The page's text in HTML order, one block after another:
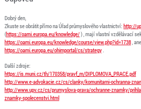
Dobrý den,
Zkuste se obrátit přímo na Úřad průmyslového vlastnictví: http://
(https://oami.europa.eu/knowledge/) , mají vlastní vzdělávací
https://oami.europa.eu/knowledge/course/view.php?id=1738,
https://oami.europa.eu/ohimportal/cs/strategy.
Další zdroje:
https://is.muni.cz/th/170358/pravf_m/DIPLOMOVA_PRACE.pdf
http://www.e-advokacie.cz/cs/clanky/komunitarni-ochranna-
http://www.upv.cz/cs/prumyslova-prava/ochranne-znamky/
znamky-spolecenstvi.html